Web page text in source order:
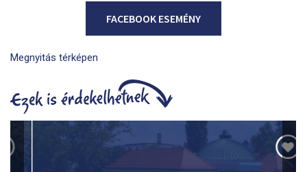
FACEBOOK ESEMÉNY
Megnyitás térképen